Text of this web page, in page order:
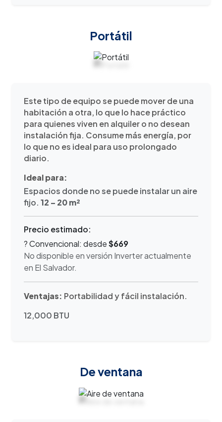
Portátil
Este tipo de equipo se puede mover de una
habitación a otra, lo que lo hace práctico
para quienes viven en alquiler o no desean
instalación fija. Consume más energía, por
lo que no es ideal para uso prolongado
diario.
Ideal para:
Espacios donde no se puede instalar un aire
fijo. 12 – 20 m²
Precio estimado:
? Convencional: desde$669
No disponible en versión Inverter actualmente
en El Salvador.
Ventajas: Portabilidad y fácil instalación.
12,000 BTU
De ventana